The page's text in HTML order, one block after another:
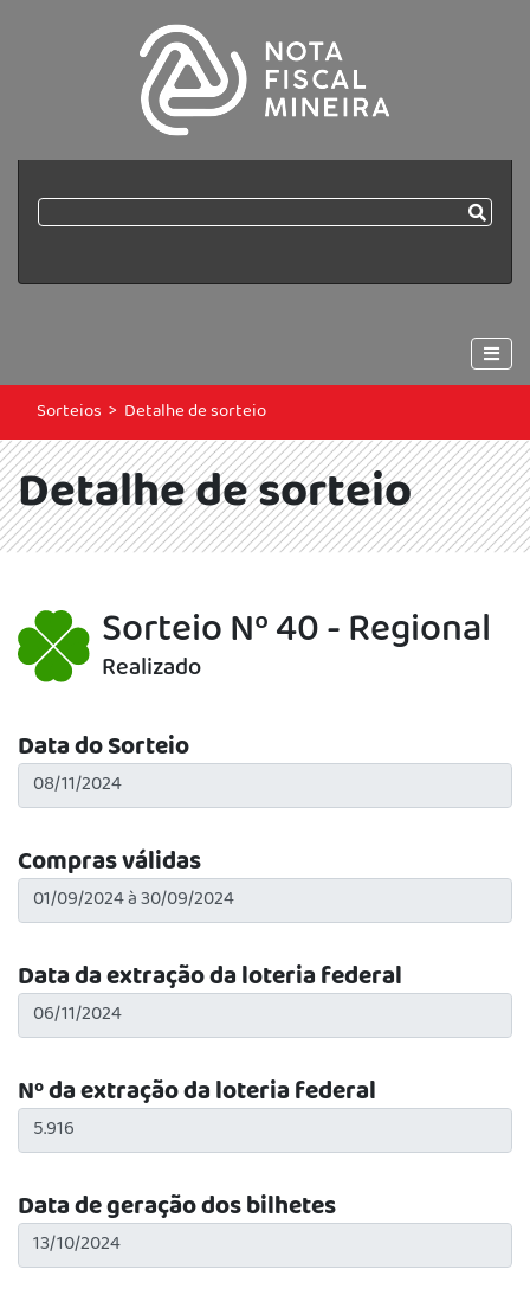
Sorteios > Detalhe de sorteio
Detalhe de sorteio
Sorteio Nº 40 - Regional
Realizado
Data do Sorteio
Compras válidas
Data da extração da loteria federal
Nº da extração da loteria federal
Data de geração dos bilhetes